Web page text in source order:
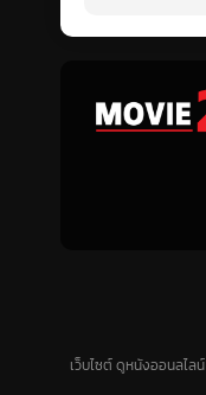
เว็บไซต์ ดูหนังออนลไลน์